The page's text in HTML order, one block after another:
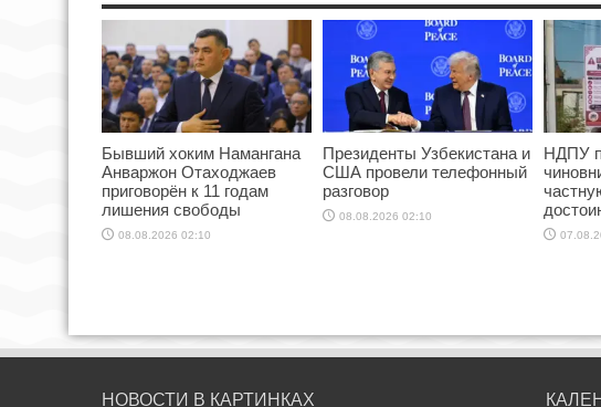
Бывший хоким Намангана
Анваржон Отаходжаев
приговорён к 11 годам
лишения свободы
08.08.2026 02:10
Президенты Узбекистана и
США провели телефонный
разговор
08.08.2026 02:10
НДПУ
НОВОСТИ В КАРТИНКАХ